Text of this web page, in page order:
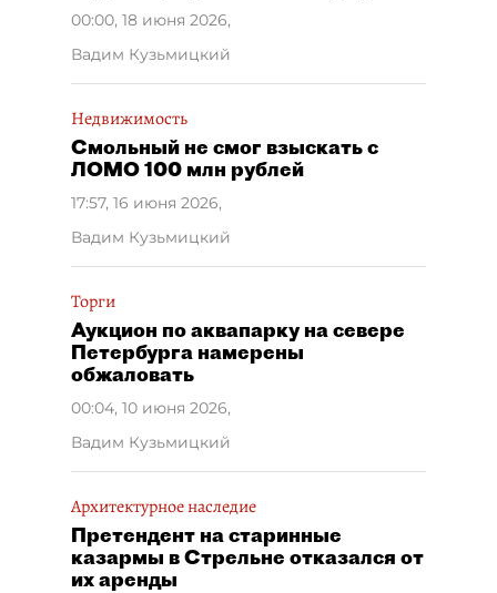
00:00, 18 июня 2026,
Вадим Кузьмицкий
Недвижимость
Смольный не смог взыскать с
ЛОМО 100 млн рублей
17:57, 16 июня 2026,
Вадим Кузьмицкий
Торги
Аукцион по аквапарку на севере
Петербурга намерены
обжаловать
00:04, 10 июня 2026,
Вадим Кузьмицкий
Архитектурное наследие
Претендент на старинные
казармы в Стрельне отказался от
их аренды